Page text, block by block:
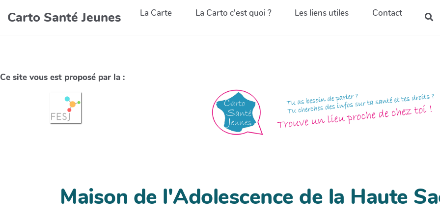
Carto Santé Jeunes La Carte La Carto c'est quoi ? Les liens utiles Contact
Ce site vous est proposé par la :
Maison de l'Adolescence de la Haute